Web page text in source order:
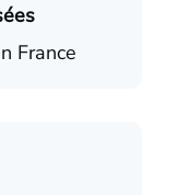
France